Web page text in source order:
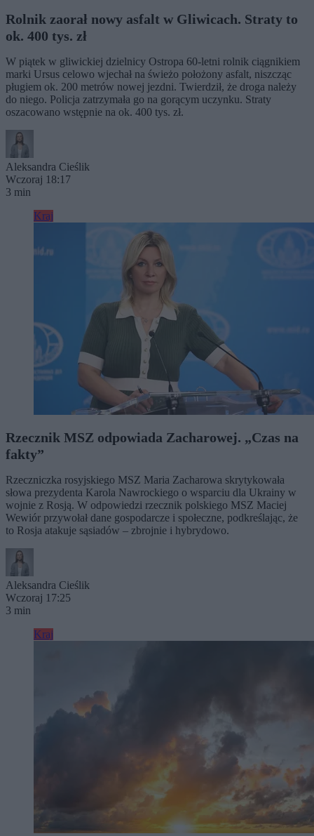
Rolnik zaorał nowy asfalt w Gliwicach. Straty to
ok. 400 tys. zł
W piątek w gliwickiej dzielnicy Ostropa 60-letni rolnik ciągnikiem
marki Ursus celowo wjechał na świeżo położony asfalt, niszcząc
pługiem ok. 200 metrów nowej jezdni. Twierdził, że droga należy
do niego. Policja zatrzymała go na gorącym uczynku. Straty
oszacowano wstępnie na ok. 400 tys. zł.
Aleksandra Cieślik
Wczoraj 18:17
3 min
Kraj
Rzecznik MSZ odpowiada Zacharowej. „Czas na
fakty”
Rzeczniczka rosyjskiego MSZ Maria Zacharowa skrytykowała
słowa prezydenta Karola Nawrockiego o wsparciu dla Ukrainy w
wojnie z Rosją. W odpowiedzi rzecznik polskiego MSZ Maciej
Wewiór przywołał dane gospodarcze i społeczne, podkreślając, że
to Rosja atakuje sąsiadów – zbrojnie i hybrydowo.
Aleksandra Cieślik
Wczoraj 17:25
3 min
Kraj